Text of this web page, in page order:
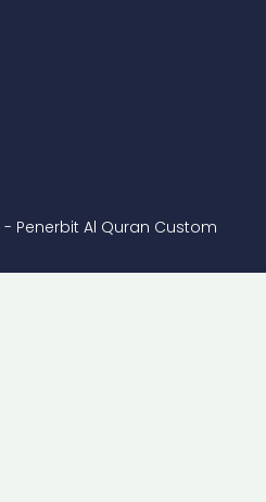
Penerbit Al Quran Custom